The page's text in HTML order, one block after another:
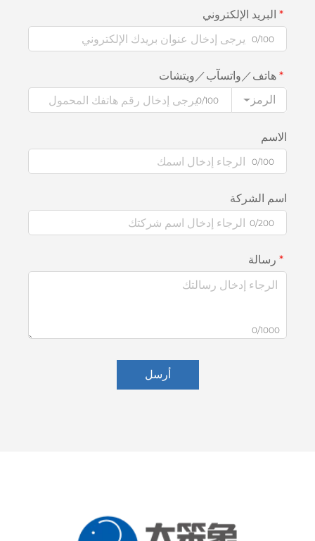
البريد الإلكتروني
0/100
هاتف／واتسآب／ويتشات
الرمز
0/100
الاسم
0/100
اسم الشركة
0/200
رسالة
0/1000
أرسل